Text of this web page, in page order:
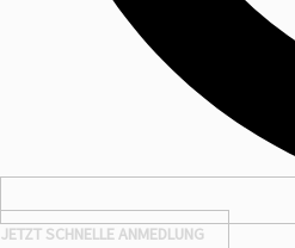
JETZT SCHNELLE ANMEDLUNG